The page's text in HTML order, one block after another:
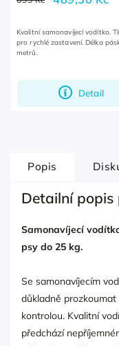
Detail
Kvalitní samonavíjecí vodítko.
pro rychlé zastavení. Délka
metrů.
Popis
Detailní popis
Samonavíjecí
psy do 25 kg.
Se samonavíjecím
důkladně
kontrolou. Kvalitní
předchází